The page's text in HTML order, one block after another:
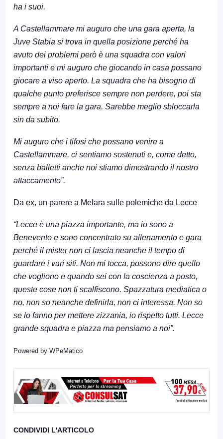
ha i suoi.
A Castellammare mi auguro che una gara aperta, la
Juve Stabia si trova in quella posizione perché ha
avuto dei problemi però è una squadra con valori
importanti e mi auguro che giocando in casa possano
giocare a viso aperto. La squadra che ha bisogno di
qualche punto preferisce sempre non perdere, poi sta
sempre a noi fare la gara. Sarebbe meglio sbloccarla
sin da subito.
Mi auguro che i tifosi che possano venire a
Castellammare, ci sentiamo sostenuti e, come detto,
senza balletti anche noi stiamo dimostrando il nostro
attaccamento”.
Da ex, un parere a Melara sulle polemiche da Lecce
“Lecce è una piazza importante, ma io sono a
Benevento e sono concentrato su allenamento e gara
perché il mister non ci lascia neanche il tempo di
guardare i vari siti. Non mi tocca, possono dire quello
che vogliono e quando sei con la coscienza a posto,
queste cose non ti scalfiscono. Spazzatura mediatica o
no, non so neanche definirla, non ci interessa. Non so
se lo fanno per mettere zizzania, io rispetto tutti. Lecce
grande squadra e piazza ma pensiamo a noi”.
Powered by WPeMatico
CONDIVIDI L'ARTICOLO